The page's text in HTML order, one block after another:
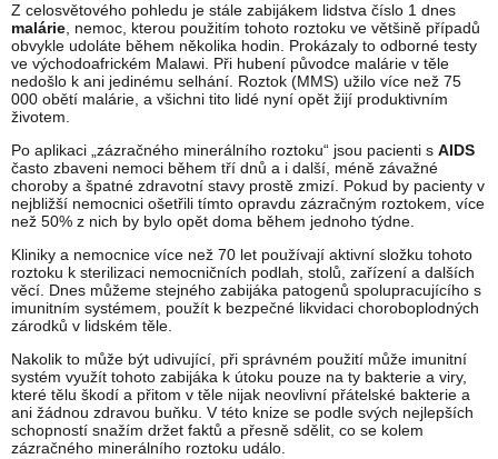
Z celosvětového pohledu je stále zabijákem lidstva číslo 1 dnes
malárie , nemoc, kterou použitím tohoto roztoku ve většině případů
obvykle udoláte během několika hodin. Prokázaly to odborné testy
ve východoafrickém Malawi. Při hubení původce malárie v těle
nedošlo k ani jedinému selhání. Roztok (MMS) užilo více než 75
000 obětí malárie, a všichni tito lidé nyní opět žijí produktivním
životem.
Po aplikaci „zázračného minerálního roztoku“ jsou pacienti s AIDS
často zbaveni nemoci během tří dnů a i další, méně závažné
choroby a špatné zdravotní stavy prostě zmizí. Pokud by pacienty v
nejbližší nemocnici ošetřili tímto opravdu zázračným roztokem, více
než 50% z nich by bylo opět doma během jednoho týdne.
Kliniky a nemocnice více než 70 let používají aktivní složku tohoto
roztoku k sterilizaci nemocničních podlah, stolů, zařízení a dalších
věcí. Dnes můžeme stejného zabijáka patogenů spolupracujícího s
imunitním systémem, použít k bezpečné likvidaci choroboplodných
zárodků v lidském těle.
Nakolik to může být udivující, při správném použití může imunitní
systém využít tohoto zabijáka k útoku pouze na ty bakterie a viry,
které tělu škodí a přitom v těle nijak neovlivní přátelské bakterie a
ani žádnou zdravou buňku. V této knize se podle svých nejlepších
schopností snažím držet faktů a přesně sdělit, co se kolem
zázračného minerálního roztoku událo.